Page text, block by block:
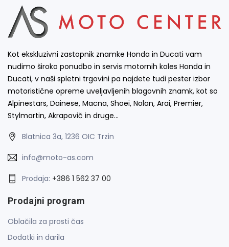
Kot ekskluzivni zastopnik znamke Honda in Ducati vam
nudimo široko ponudbo in servis motornih koles Honda in
Ducati, v naši spletni trgovini pa najdete tudi pester izbor
motoristične opreme uveljavljenih blagovnih znamk, kot so
Alpinestars, Dainese, Macna, Shoei, Nolan, Arai, Premier,
Stylmartin, Akrapovič in druge…
Blatnica 3a, 1236 OIC Trzin
info@moto-as.com
Prodaja: +386 1 562 37 00
Prodajni program
Oblačila za prosti čas
Dodatki in darila